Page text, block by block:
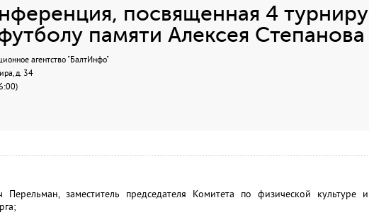
посвященная 4 турниру
памяти Алексея Степанова
агентство "БалтИнфо"
д. 34
Перельман, заместитель председателя Комитета по физической культуре и